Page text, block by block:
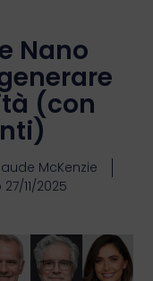
Nano
(con
McKenzie
11/2025